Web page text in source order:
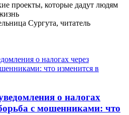
проекты, которые дадут людям
Сургута, читатель
о налогах
с мошенниками: что